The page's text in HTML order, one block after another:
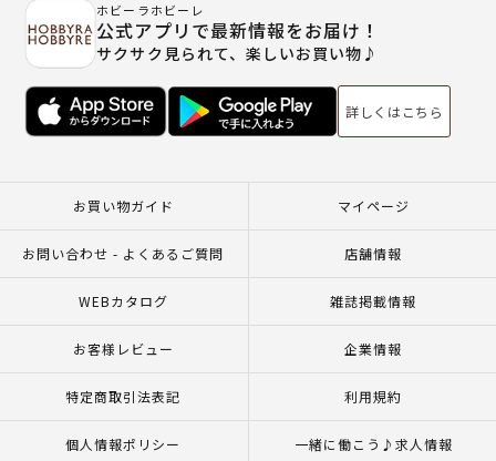
ホビーラホビーレ
公式アプリで最新情報をお届け！
サクサク見られて、楽しいお買い物♪
詳しくはこちら
お買い物ガイド マイページ
お問い合わせ - よくあるご質問 店舗情報
WEBカタログ 雑誌掲載情報
お客様レビュー 企業情報
特定商取引法表記 利用規約
個人情報ポリシー 一緒に働こう♪求人情報